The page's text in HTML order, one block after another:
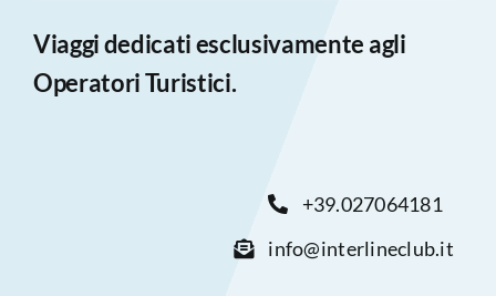
Viaggi dedicati esclusivamente agli
Operatori Turistici.
+39.027064181
info@interlineclub.it